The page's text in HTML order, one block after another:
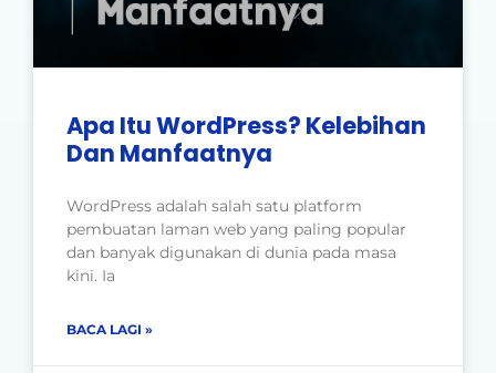
Apa Itu WordPress? Kelebihan
Dan Manfaatnya
WordPress adalah salah satu platform
pembuatan laman web yang paling popular
dan banyak digunakan di dunia pada masa
kini. Ia
BACA LAGI »